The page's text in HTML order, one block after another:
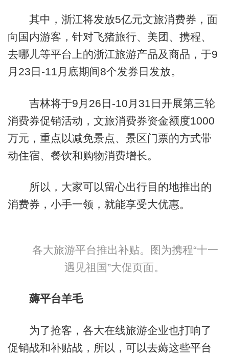
其中，浙江将发放5亿元文旅消费券，面
向国内游客，针对飞猪旅行、美团、携程、
去哪儿等平台上的浙江旅游产品及商品，于9
月23日-11月底期间8个发券日发放。
吉林将于9月26日-10月31日开展第三轮
消费券促销活动，文旅消费券资金额度1000
万元，重点以减免景点、景区门票的方式带
动住宿、餐饮和购物消费增长。
所以，大家可以留心出行目的地推出的
消费券，小手一领，就能享受大优惠。
各大旅游平台推出补贴。图为携程“十一
遇见祖国”大促页面。
薅平台羊毛
为了抢客，各大在线旅游企业也打响了
促销战和补贴战，所以，可以去薅这些平台